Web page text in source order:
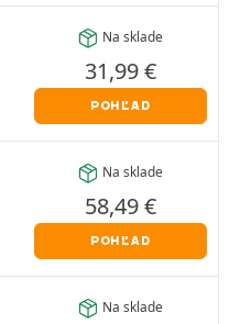
Na sklade
31,99€
POHĽAD
Na sklade
58,49€
POHĽAD
Na sklade